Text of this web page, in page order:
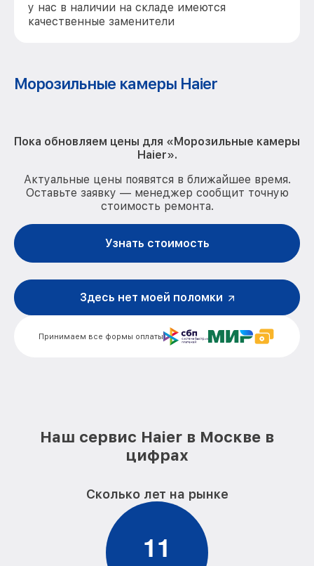
у нас в наличии на складе имеются
качественные заменители
Морозильные камеры Haier
Пока обновляем цены для «Морозильные камеры
Haier».
Актуальные цены появятся в ближайшее время.
Оставьте заявку — менеджер сообщит точную
стоимость ремонта.
Узнать стоимость
Принимаем все формы оплаты
Здесь нет моей поломки
Наш сервис Haier в Москве в
цифрах
Сколько лет на рынке
11